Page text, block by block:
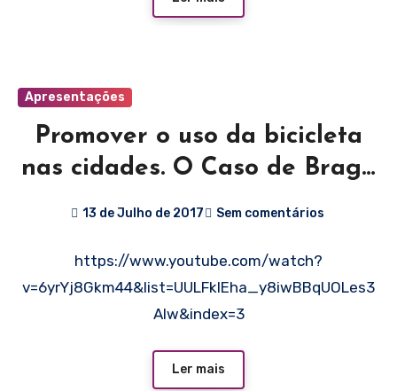
Apresentações
Promover o uso da bicicleta
nas cidades. O Caso de Braga
e a Cidade
13 de Julho de 2017 Sem comentários
https://www.youtube.com/watch?
v=6yrYj8Gkm44&list=UULFklEha_y8iwBBqUOLes3
AIw&index=3
Ler mais